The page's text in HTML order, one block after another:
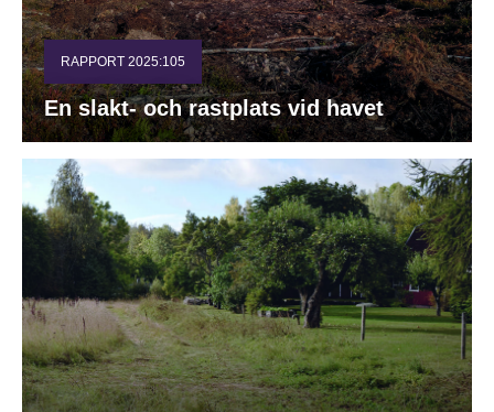
RAPPORT 2025:105
En slakt- och rastplats vid havet